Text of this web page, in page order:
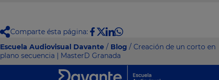
Comparte ésta página:
Escuela Audiovisual Davante / Blog / Creación de un corto en
plano secuencia | MasterD Granada